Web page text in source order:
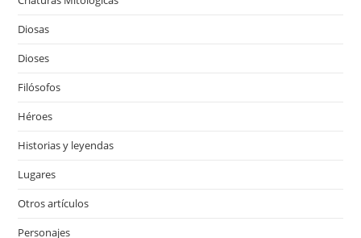
Diosas
Dioses
Filósofos
Héroes
Historias y leyendas
Lugares
Otros artículos
Personajes